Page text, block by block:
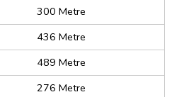
300 Metre
436 Metre
489 Metre
276 Metre